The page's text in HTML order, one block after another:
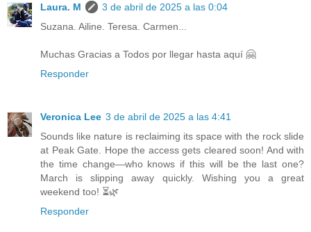
Laura. M
3 de abril de 2025 a las 0:04
Suzana. Ailine. Teresa. Carmen...
Muchas Gracias a Todos por llegar hasta aquí 🤗
Responder
Veronica Lee 3 de abril de 2025 a las 4:41
Sounds like nature is reclaiming its space with the rock slide
at Peak Gate. Hope the access gets cleared soon! And with
the time change—who knows if this will be the last one?
March is slipping away quickly. Wishing you a great
weekend too! ⏳🌿
Responder